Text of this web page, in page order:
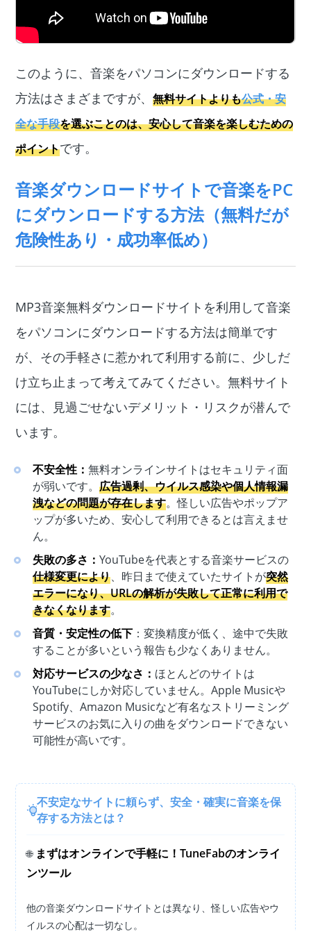
このように、音楽をパソコンにダウンロードする
方法はさまざまですが、無料サイトよりも公式・安
全な手段を選ぶことのは、安心して音楽を楽しむための
ポイントです。
音楽ダウンロードサイトで音楽をPC
にダウンロードする方法（無料だが
危険性あり・成功率低め）
MP3音楽無料ダウンロードサイトを利用して音楽
をパソコンにダウンロードする方法は簡単です
が、その手軽さに惹かれて利用する前に、少しだ
け立ち止まって考えてみてください。無料サイト
には、見過ごせないデメリット・リスクが潜んで
います。
不安全性：無料オンラインサイトはセキュリティ面
が弱いです。広告過剰、ウイルス感染や個人情報漏
洩などの問題が存在します。怪しい広告やポップア
ップが多いため、安心して利用できるとは言えませ
ん。
失敗の多さ：YouTubeを代表とする音楽サービスの
仕様変更により、昨日まで使えていたサイトが突然
エラーになり、URLの解析が失敗して正常に利用で
きなくなります。
音質・安定性の低下 ：変換精度が低く、途中で失敗
することが多いという報告も少なくありません。
対応サービスの少なさ： ほとんどのサイトは
YouTubeにしか対応していません。Apple Musicや
Spotify、Amazon Musicなど有名なストリーミング
サービスのお気に入りの曲をダウンロードできない
可能性が高いです。
不安定なサイトに頼らず、安全・確実に音楽を保
存する方法とは？
🌐 まずはオンラインで手軽に！TuneFabのオンライ
ンツール
他の音楽ダウンロードサイトとは異なり、怪しい広告やウ
イルスの心配は一切なし。